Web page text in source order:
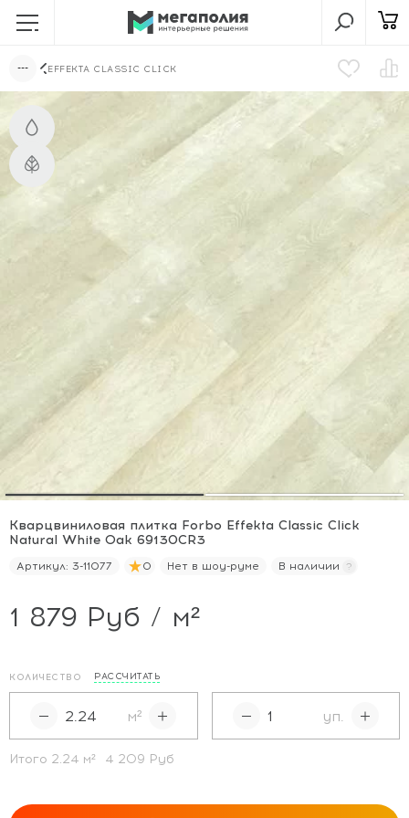
EFFEKTA CLASSIC CLICK
Кварцвиниловая плитка Forbo Effekta Classic Click
Natural White Oak 69130CR3
Артикул: 3-11077 0 Нет в шоу-руме В наличии
1 879 Руб / м²
КОЛИЧЕСТВО РАССЧИТАТЬ
м² уп.
Итого 2.24 м² 4 209 Руб